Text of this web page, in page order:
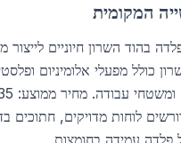
המקומית
בהוד השרון חיוניים לייצור
כולל מפעלי אלומיניום
לוחות מדויקים, חתוכים בדיוק
פלדה עמידה בחומצות.